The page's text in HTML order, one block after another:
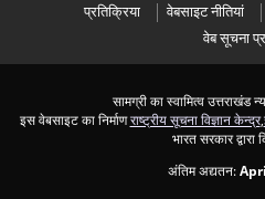
प्रतिक्रिया वेबसाइट नीतियां
वेब सूचना
सामग्री का स्वामित्व उत्तराखंड
इस वेबसाइट का निर्माणराष्ट्रीय सूचना विज्ञान केन्द्र,
भारत सरकार द्वारा
अंतिम अद्यतन: